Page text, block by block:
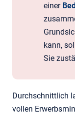
einer
kann,
Sie
Durchschnittlich
vollen